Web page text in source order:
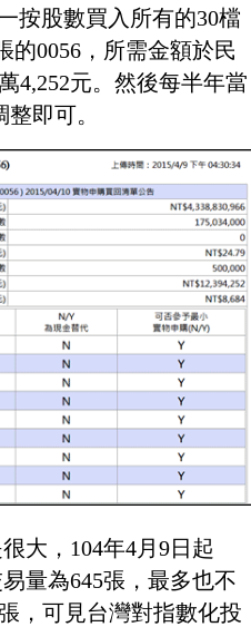
按股數買入所有的30檔
的0056，所需金額於民
4,252元。然後每半年當
即可。
大，104年4月9日起
量為645張，最多也不
，可見台灣對指數化投